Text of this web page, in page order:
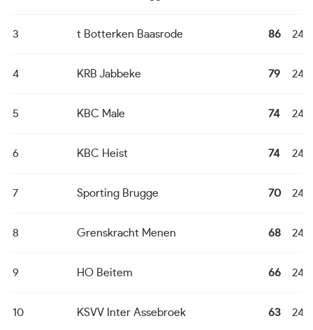
3 t Botterken Baasrode 86 24
4 KRB Jabbeke 79 24
5 KBC Male 74 24
6 KBC Heist 74 24
7 Sporting Brugge 70 24
8 Grenskracht Menen 68 24
9 HO Beitem 66 24
10 KSVV Inter Assebroek 63 24